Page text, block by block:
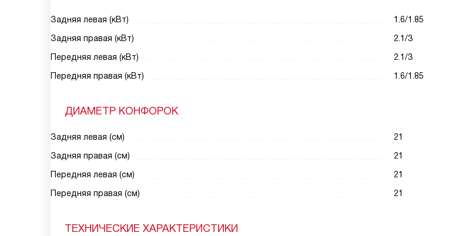
Задняя левая (кВт)
1.6/1.85
Задняя правая (кВт)
2.1/3
Передняя левая (кВт)
2.1/3
Передняя правая (кВт)
1.6/1.85
ДИАМЕТР КОНФОРОК
Задняя левая (см)
21
Задняя правая (см)
21
Передняя левая (см)
21
Передняя правая (см)
21
ТЕХНИЧЕСКИЕ ХАРАКТЕРИСТИКИ